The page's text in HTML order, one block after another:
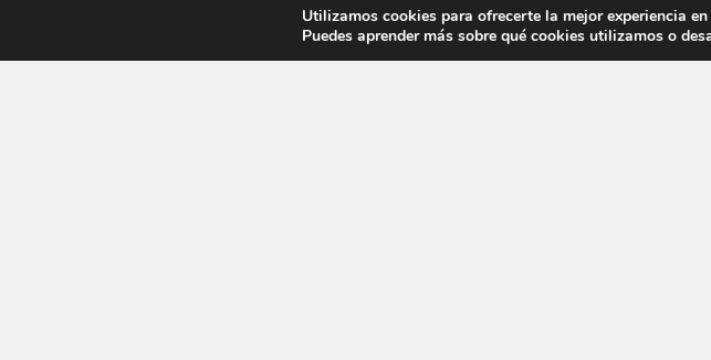
Utilizamos cookies para ofrecerte la mejor experiencia
Puedes aprender más sobre qué cookies utilizamos o